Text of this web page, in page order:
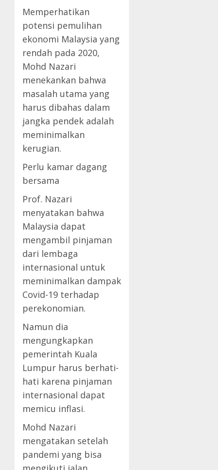
Memperhatikan
potensi pemulihan
ekonomi Malaysia yang
rendah pada 2020,
Mohd Nazari
menekankan bahwa
masalah utama yang
harus dibahas dalam
jangka pendek adalah
meminimalkan
kerugian.
Perlu kamar dagang
bersama
Prof. Nazari
menyatakan bahwa
Malaysia dapat
mengambil pinjaman
dari lembaga
internasional untuk
meminimalkan dampak
Covid-19 terhadap
perekonomian.
Namun dia
mengungkapkan
pemerintah Kuala
Lumpur harus berhati-
hati karena pinjaman
internasional dapat
memicu inflasi.
Mohd Nazari
mengatakan setelah
pandemi yang bisa